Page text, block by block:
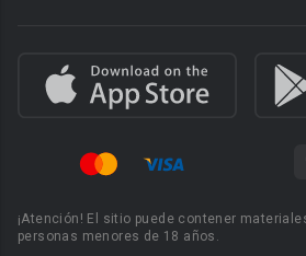
¡Atención! El sitio puede contener
personas menores de 18 años.